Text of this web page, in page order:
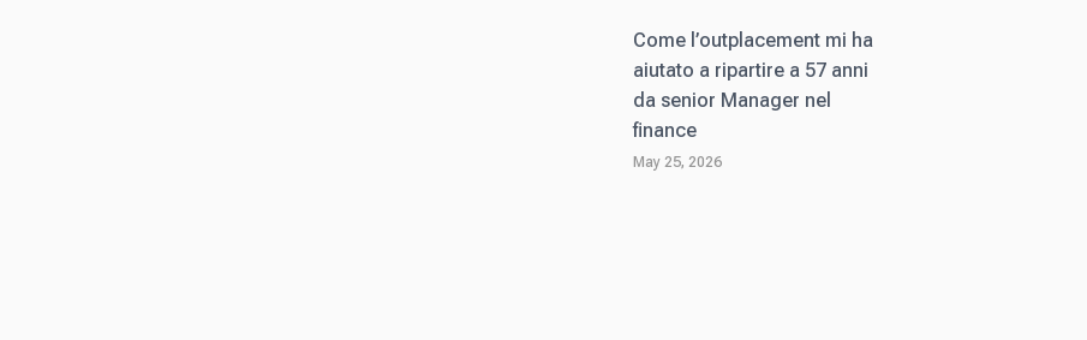
Come l’outplacement mi ha
aiutato a ripartire a 57 anni
da senior Manager nel
finance
May 25, 2026